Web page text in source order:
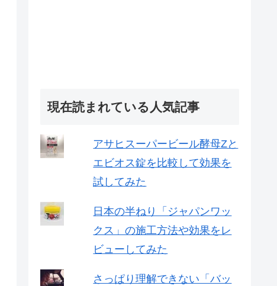
現在読まれている人気記事
アサヒスーパービール酵母Zと
エビオス錠を比較して効果を
試してみた
日本の半ねり「ジャパンワッ
クス」の施工方法や効果をレ
ビューしてみた
さっぱり理解できない「バッ